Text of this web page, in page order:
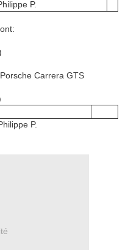
P.
Carrera GTS
P.